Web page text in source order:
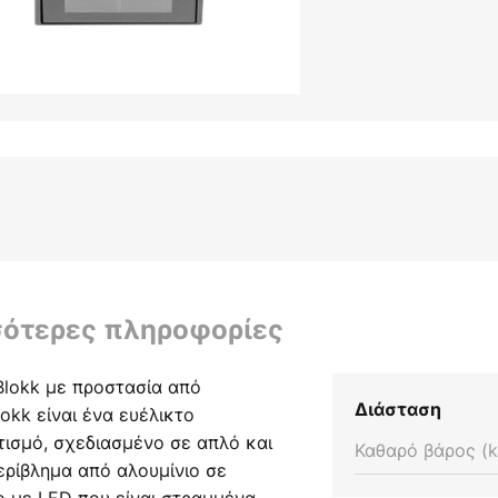
πληροφορίες
με προστασία από
είναι ένα ευέλικτο
σχεδιασμένο σε απλό και
από αλουμίνιο σε
Διάσταση
Καθαρό βάρος